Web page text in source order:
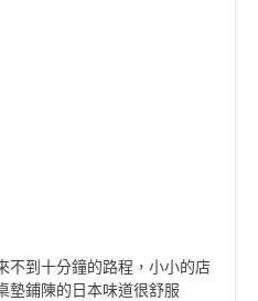
不到十分鐘的路程，小小的店
墊鋪陳的日本味道很舒服